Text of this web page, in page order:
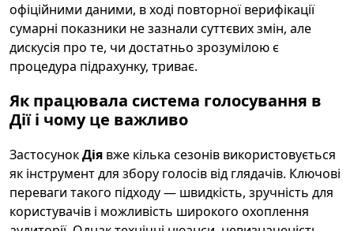
офіційними даними, в ході повторної верифікації
сумарні показники не зазнали суттєвих змін, але
дискусія про те, чи достатньо зрозумілою є
процедура підрахунку, триває.
Як працювала система голосування в
Дії і чому це важливо
ЗастосунокДія вже кілька сезонів використовується
як інструмент для збору голосів від глядачів. Ключові
переваги такого підходу — швидкість, зручність для
користувачів і можливість широкого охоплення